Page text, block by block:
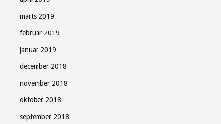
marts 2019
februar 2019
januar 2019
december 2018
november 2018
oktober 2018
september 2018